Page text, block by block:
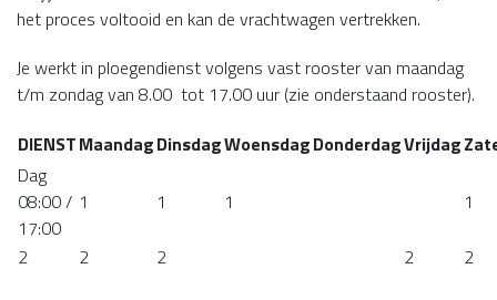
het proces voltooid en kan de vrachtwagen vertrekken.
Je werkt in ploegendienst volgens vast rooster van maandag
t/m zondag van 8.00 tot 17.00 uur (zie onderstaand rooster).
DIENSTMaandagDinsdagWoensdagDonderdagVrijdag
Dag
08:00 /
17:00
1 1 1 1
2 2 2 2 2